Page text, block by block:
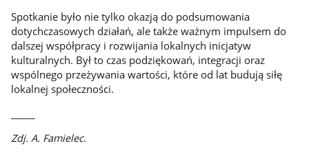
Spotkanie było nie tylko okazją do podsumowania
dotychczasowych działań, ale także ważnym impulsem do
dalszej współpracy i rozwijania lokalnych inicjatyw
kulturalnych. Był to czas podziękowań, integracji oraz
wspólnego przeżywania wartości, które od lat budują siłę
lokalnej społeczności.
Zdj. A. Famielec.